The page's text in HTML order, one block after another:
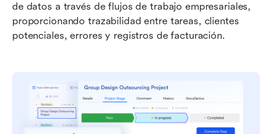
de datos a través de flujos de trabajo empresariales,
proporcionando trazabilidad entre tareas, clientes
potenciales, errores y registros de facturación.